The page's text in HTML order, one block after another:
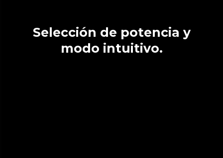
Selección de potencia y
modo intuitivo.